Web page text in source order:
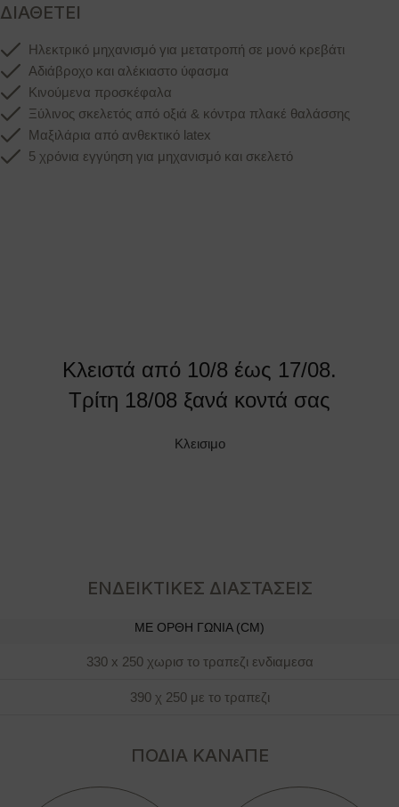
Κλειστά από 10/8 έως 17/08.
Τρίτη 18/08 ξανά κοντά σας
Κλεισιμο
ΔΙΑΘΕΤΕΙ
Hλεκτρικό μηχανισμό για μετατροπή σε μονό κρεβάτι
Αδιάβροχο και αλέκιαστο ύφασμα
Κινούμενα προσκέφαλα
Ξύλινος σκελετός από οξιά & κόντρα πλακέ θαλάσσης
Μαξιλάρια από ανθεκτικό latex
5 χρόνια εγγύηση για μηχανισμό και σκελετό
ΕΝΔΕΙΚΤΙΚΕΣ ΔΙΑΣΤΑΣΕΙΣ
ΜΕ ΟΡΘΉ ΓΩΝΊΑ (CM)
330 x 250 χωρισ το τραπεζι ενδιαμεσα
390 χ 250 με το τραπεζι
ΠΟΔΙΑ ΚΑΝΑΠΕ